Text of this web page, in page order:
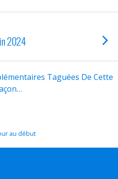
2024
Taguées De Cette
au début